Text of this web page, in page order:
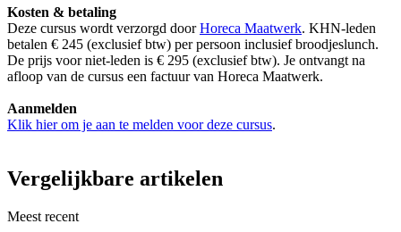
Kosten & betaling
Deze cursus wordt verzorgd doorHoreca Maatwerk. KHN-leden
betalen € 245 (exclusief btw) per persoon inclusief broodjeslunch.
De prijs voor niet-leden is € 295 (exclusief btw). Je ontvangt na
afloop van de cursus een factuur van Horeca Maatwerk.
Aanmelden
Klik hier om je aan te melden voor deze cursus.
Vergelijkbare artikelen
Meest recent